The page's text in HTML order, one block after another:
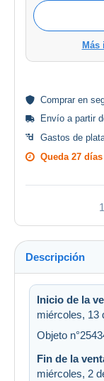
Más
Comprar en
Envío a partir
Gastos de
Queda 27
Descripción
Inicio de la
miércoles, 13
Objeto
Fin de la
miércoles, 2